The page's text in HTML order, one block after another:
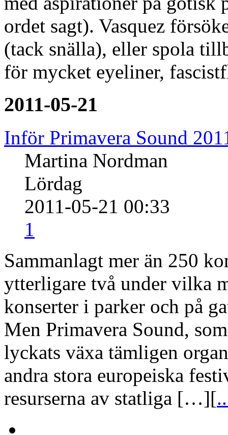
ordet sagt). Vasquez
(tack snälla), eller spola
för mycket eyeliner,
2011-05-21
Inför Primavera Sound
Martina Nordman
Lördag
2011-05-21 00:33
1
Sammanlagt mer än 250
ytterligare två under vilka
konserter i parker och på
Men Primavera Sound,
lyckats växa tämligen
andra stora europeiska
resurserna av statliga […][